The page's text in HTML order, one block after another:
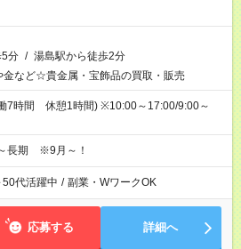
5分 / 湯島駅から徒歩2分
など☆貴金属・宝飾品の買取・販売
7時間 休憩1時間) ※10:00～17:00/9:00～
長期 ※9月～！
代活躍中 / 副業・WワークOK
応募する 詳細へ